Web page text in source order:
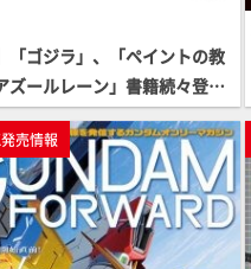
「ゴジラ」、「ペイントの教
ズールレーン」書籍続々登
売情報